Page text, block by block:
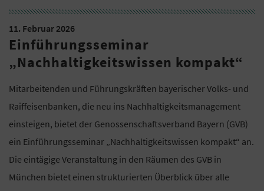
11. Februar 2026
Einführungsseminar
„Nachhaltigkeitswissen kompakt“
Mitarbeitenden und Führungskräften bayerischer Volks- und
Raiffeisenbanken, die neu ins Nachhaltigkeitsmanagement
einsteigen, bietet der Genossenschaftsverband Bayern (GVB)
ein Einführungsseminar „Nachhaltigkeitswissen kompakt“ an.
Die eintägige Veranstaltung in den Räumen des GVB in
München bietet einen strukturierten Überblick über alle